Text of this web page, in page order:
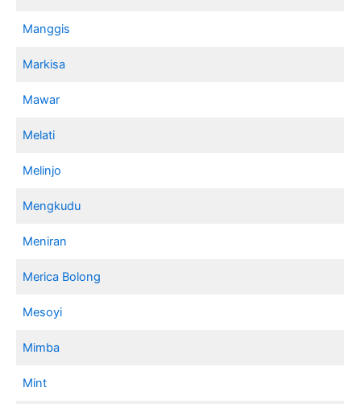
Manggis
Markisa
Mawar
Melati
Melinjo
Mengkudu
Meniran
Merica Bolong
Mesoyi
Mimba
Mint